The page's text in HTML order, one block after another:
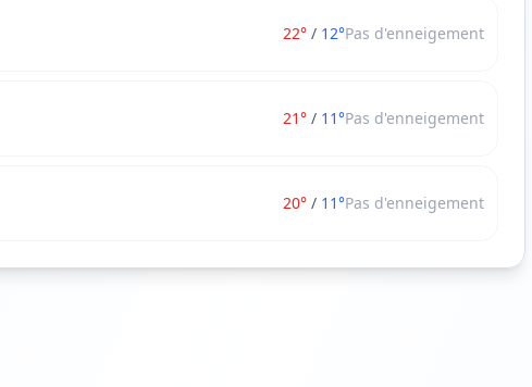
22°/ 12°Pas d'enneigement
21°/ 11°Pas d'enneigement
20°/ 11°Pas d'enneigement